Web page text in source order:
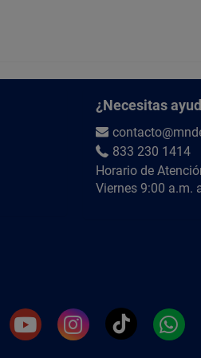
porosidad de la superficie.
¿QUIÉRES SABER MÁS?
Búscanos en YouTube como
¿Necesitas
833 230 1414
Horario de
Viernes 9:00 a.m.